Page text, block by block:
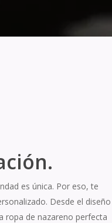
es única. Por eso, te
Desde el diseño
ropa de nazareno perfecta